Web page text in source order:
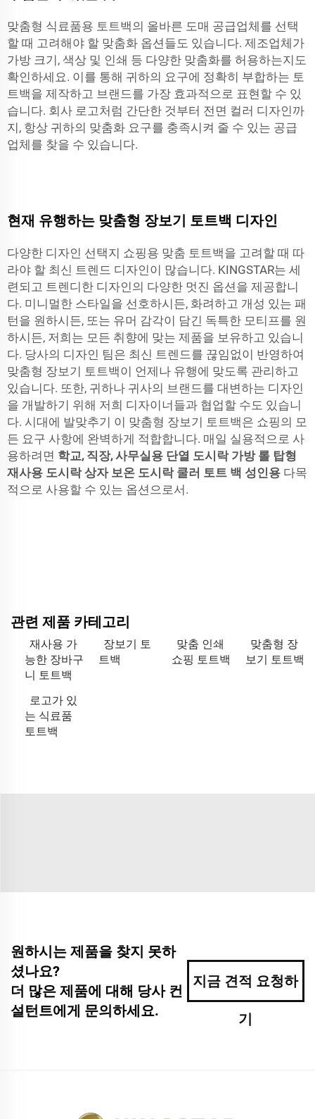
맞춤형 식료품용 토트백의 올바른 도매 공급업체를 선택
할 때 고려해야 할 맞춤화 옵션들도 있습니다. 제조업체가
가방 크기, 색상 및 인쇄 등 다양한 맞춤화를 허용하는지도
확인하세요. 이를 통해 귀하의 요구에 정확히 부합하는 토
트백을 제작하고 브랜드를 가장 효과적으로 표현할 수 있
습니다. 회사 로고처럼 간단한 것부터 전면 컬러 디자인까
지, 항상 귀하의 맞춤화 요구를 충족시켜 줄 수 있는 공급
업체를 찾을 수 있습니다.
현재 유행하는 맞춤형 장보기 토트백 디자인
다양한 디자인 선택지 쇼핑용 맞춤 토트백을 고려할 때 따
라야 할 최신 트렌드 디자인이 많습니다. KINGSTAR는 세
련되고 트렌디한 디자인의 다양한 멋진 옵션을 제공합니
다. 미니멀한 스타일을 선호하시든, 화려하고 개성 있는 패
턴을 원하시든, 또는 유머 감각이 담긴 독특한 모티프를 원
하시든, 저희는 모든 취향에 맞는 제품을 보유하고 있습니
다. 당사의 디자인 팀은 최신 트렌드를 끊임없이 반영하여
맞춤형 장보기 토트백이 언제나 유행에 맞도록 관리하고
있습니다. 또한, 귀하나 귀사의 브랜드를 대변하는 디자인
을 개발하기 위해 저희 디자이너들과 협업할 수도 있습니
다. 시대에 발맞추기 이 맞춤형 장보기 토트백은 쇼핑의 모
든 요구 사항에 완벽하게 적합합니다. 매일 실용적으로 사
용하려면 학교, 직장, 사무실용 단열 도시락 가방 롤 탑형
재사용 도시락 상자 보온 도시락 쿨러 토트 백 성인용 다목
적으로 사용할 수 있는 옵션으로서.
관련 제품 카테고리
재사용 가
능한 장바구
니 토트백
장보기 토
트백
맞춤 인쇄
쇼핑 토트백
맞춤형 장
보기 토트백
로고가 있
는 식료품
토트백
원하시는 제품을 찾지 못하
셨나요?
더 많은 제품에 대해 당사 컨
설턴트에게 문의하세요.
지금 견적 요청하
기